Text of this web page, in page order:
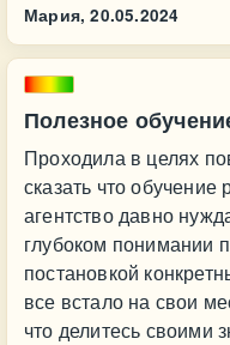
Мария, 20.05.2024
Полезное
Проходила в целях
сказать что
агентство давно
глубоком понимании
постановкой
все встало на свои
что делитесь своими